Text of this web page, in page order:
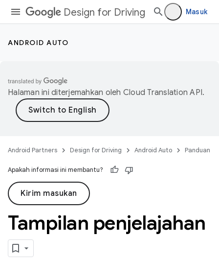
Design for Driving Masuk
ANDROID AUTO
Halaman ini diterjemahkan oleh Cloud Translation API.
Android Partners Design for Driving Android Auto Panduan
Apakah informasi ini membantu?
Kirim masukan
Tampilan penjelajahan